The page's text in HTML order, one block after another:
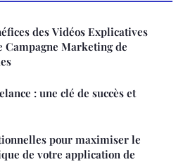
des Vidéos Explicatives
Campagne Marketing de
: une clé de succès et
pour maximiser le
de votre application de